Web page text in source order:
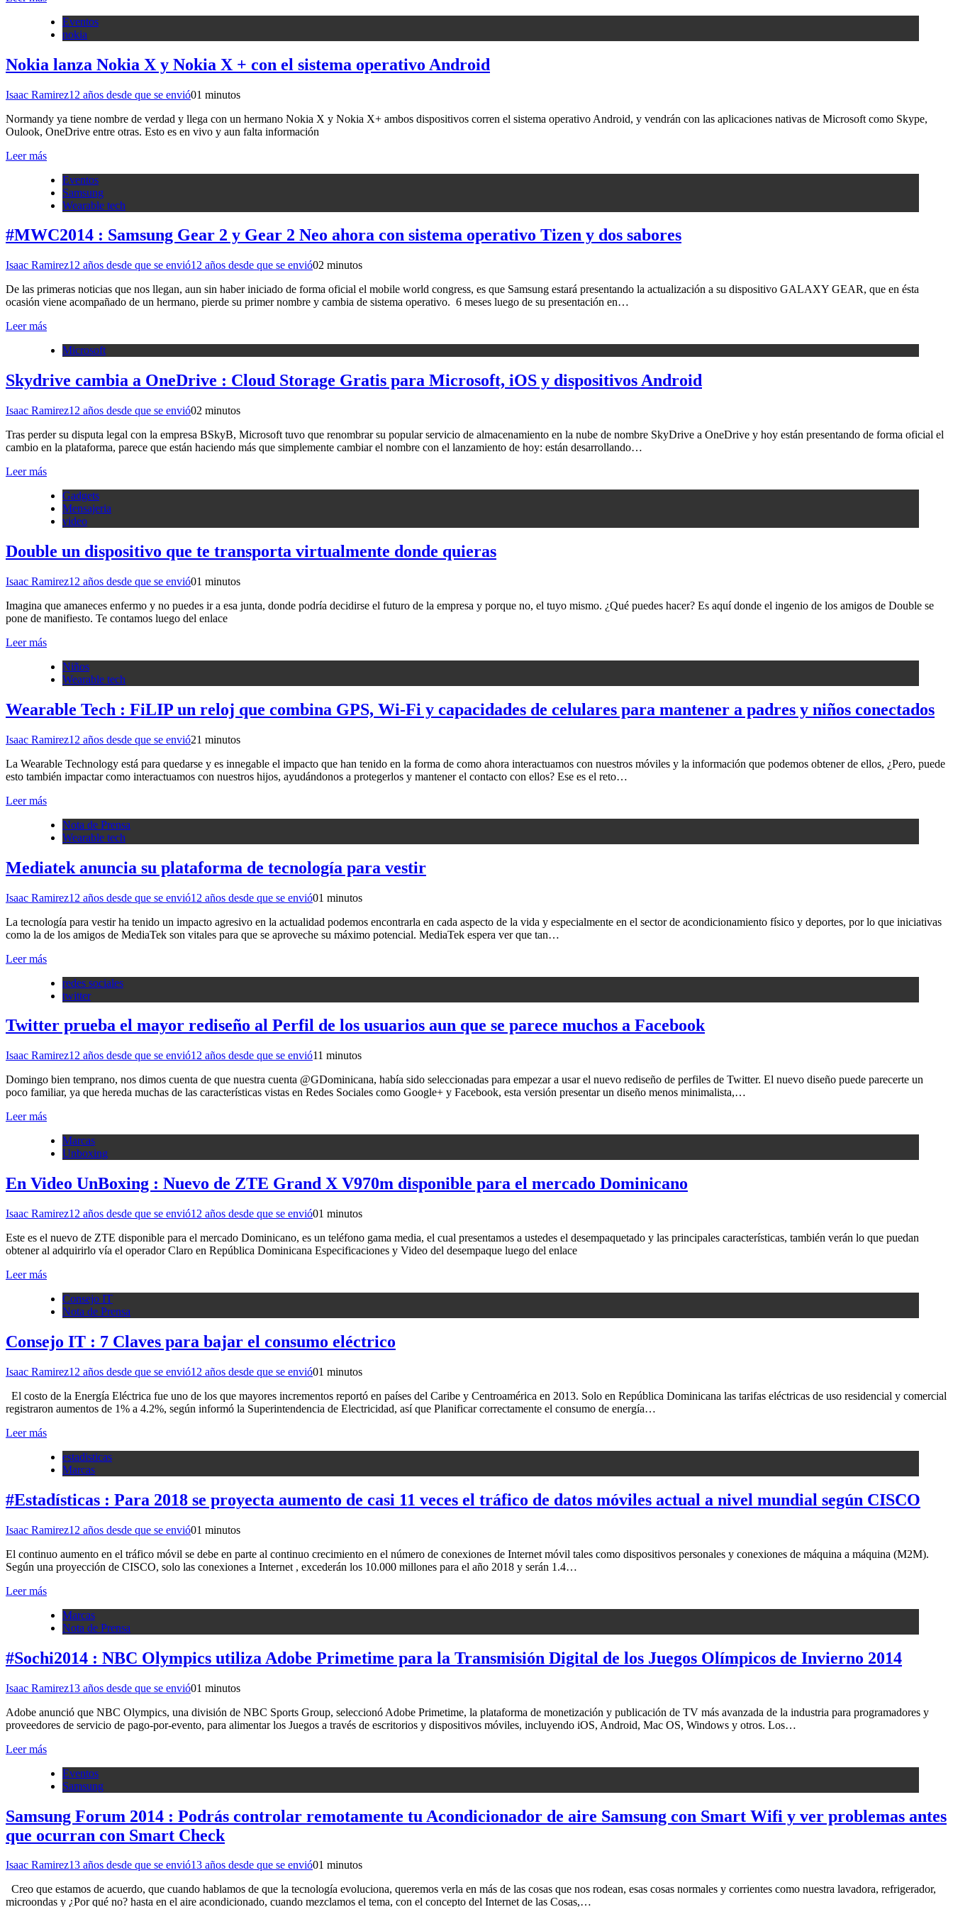
Eventos
nokia
Nokia lanza Nokia X y Nokia X + con el sistema operativo Android
Isaac Ramirez12 años desde que se envió01 minutos
Normandy ya tiene nombre de verdad y llega con un hermano Nokia X y Nokia X+ ambos dispositivos corren el sistema operativo Android, y vendrán con las aplicaciones nativas de Microsoft como Skype,
Oulook, OneDrive entre otras. Esto es en vivo y aun falta información
Leer más
Eventos
Samsung
Wearable tech
#MWC2014 : Samsung Gear 2 y Gear 2 Neo ahora con sistema operativo Tizen y dos sabores
Isaac Ramirez12 años desde que se envió12 años desde que se envió02 minutos
De las primeras noticias que nos llegan, aun sin haber iniciado de forma oficial el mobile world congress, es que Samsung estará presentando la actualización a su dispositivo GALAXY GEAR, que en ésta
ocasión viene acompañado de un hermano, pierde su primer nombre y cambia de sistema operativo. 6 meses luego de su presentación en…
Leer más
Microsoft
Skydrive cambia a OneDrive : Cloud Storage Gratis para Microsoft, iOS y dispositivos Android
Isaac Ramirez12 años desde que se envió02 minutos
Tras perder su disputa legal con la empresa BSkyB, Microsoft tuvo que renombrar su popular servicio de almacenamiento en la nube de nombre SkyDrive a OneDrive y hoy están presentando de forma oficial el
cambio en la plataforma, parece que están haciendo más que simplemente cambiar el nombre con el lanzamiento de hoy: están desarrollando…
Leer más
Gadgets
Mensajeria
video
Double un dispositivo que te transporta virtualmente donde quieras
Isaac Ramirez12 años desde que se envió01 minutos
Imagina que amaneces enfermo y no puedes ir a esa junta, donde podría decidirse el futuro de la empresa y porque no, el tuyo mismo. ¿Qué puedes hacer? Es aquí donde el ingenio de los amigos de Double se
pone de manifiesto. Te contamos luego del enlace
Leer más
Niños
Wearable tech
Wearable Tech : FiLIP un reloj que combina GPS, Wi-Fi y capacidades de celulares para mantener a padres y niños conectados
Isaac Ramirez12 años desde que se envió21 minutos
La Wearable Technology está para quedarse y es innegable el impacto que han tenido en la forma de como ahora interactuamos con nuestros móviles y la información que podemos obtener de ellos, ¿Pero, puede
esto también impactar como interactuamos con nuestros hijos, ayudándonos a protegerlos y mantener el contacto con ellos? Ese es el reto…
Leer más
Nota de Prensa
Wearable tech
Mediatek anuncia su plataforma de tecnología para vestir
Isaac Ramirez12 años desde que se envió12 años desde que se envió01 minutos
La tecnología para vestir ha tenido un impacto agresivo en la actualidad podemos encontrarla en cada aspecto de la vida y especialmente en el sector de acondicionamiento físico y deportes, por lo que iniciativas
como la de los amigos de MediaTek son vitales para que se aproveche su máximo potencial. MediaTek espera ver que tan…
Leer más
redes sociales
twitter
Twitter prueba el mayor rediseño al Perfil de los usuarios aun que se parece muchos a Facebook
Isaac Ramirez12 años desde que se envió12 años desde que se envió11 minutos
Domingo bien temprano, nos dimos cuenta de que nuestra cuenta @GDominicana, había sido seleccionadas para empezar a usar el nuevo rediseño de perfiles de Twitter. El nuevo diseño puede parecerte un
poco familiar, ya que hereda muchas de las características vistas en Redes Sociales como Google+ y Facebook, esta versión presentar un diseño menos minimalista,…
Leer más
Marcas
Unboxing
En Video UnBoxing : Nuevo de ZTE Grand X V970m disponible para el mercado Dominicano
Isaac Ramirez12 años desde que se envió12 años desde que se envió01 minutos
Este es el nuevo de ZTE disponible para el mercado Dominicano, es un teléfono gama media, el cual presentamos a ustedes el desempaquetado y las principales características, también verán lo que puedan
obtener al adquirirlo vía el operador Claro en República Dominicana Especificaciones y Video del desempaque luego del enlace
Leer más
Consejo IT
Nota de Prensa
Consejo IT : 7 Claves para bajar el consumo eléctrico
Isaac Ramirez12 años desde que se envió12 años desde que se envió01 minutos
El costo de la Energía Eléctrica fue uno de los que mayores incrementos reportó en países del Caribe y Centroamérica en 2013. Solo en República Dominicana las tarifas eléctricas de uso residencial y comercial
registraron aumentos de 1% a 4.2%, según informó la Superintendencia de Electricidad, así que Planificar correctamente el consumo de energía…
Leer más
estadisticas
Marcas
#Estadísticas : Para 2018 se proyecta aumento de casi 11 veces el tráfico de datos móviles actual a nivel mundial según CISCO
Isaac Ramirez12 años desde que se envió01 minutos
El continuo aumento en el tráfico móvil se debe en parte al continuo crecimiento en el número de conexiones de Internet móvil tales como dispositivos personales y conexiones de máquina a máquina (M2M).
Según una proyección de CISCO, solo las conexiones a Internet , excederán los 10.000 millones para el año 2018 y serán 1.4…
Leer más
Marcas
Nota de Prensa
#Sochi2014 : NBC Olympics utiliza Adobe Primetime para la Transmisión Digital de los Juegos Olímpicos de Invierno 2014
Isaac Ramirez13 años desde que se envió01 minutos
Adobe anunció que NBC Olympics, una división de NBC Sports Group, seleccionó Adobe Primetime, la plataforma de monetización y publicación de TV más avanzada de la industria para programadores y
proveedores de servicio de pago-por-evento, para alimentar los Juegos a través de escritorios y dispositivos móviles, incluyendo iOS, Android, Mac OS, Windows y otros. Los…
Leer más
Eventos
Samsung
Samsung Forum 2014 : Podrás controlar remotamente tu Acondicionador de aire Samsung con Smart Wifi y ver problemas antes
que ocurran con Smart Check
Isaac Ramirez13 años desde que se envió13 años desde que se envió01 minutos
Creo que estamos de acuerdo, que cuando hablamos de que la tecnología evoluciona, queremos verla en más de las cosas que nos rodean, esas cosas normales y corrientes como nuestra lavadora, refrigerador,
microondas y ¿Por qué no? hasta en el aire acondicionado, cuando mezclamos el tema, con el concepto del Internet de las Cosas,…